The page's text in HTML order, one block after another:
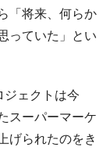
「将来、何らか
っていた」とい
ェクトは今
スーパーマーケ
げられたのをき